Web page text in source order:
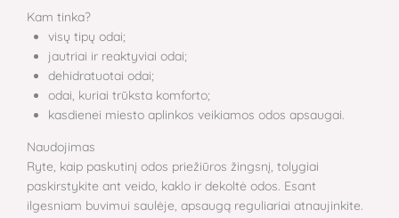
Kam tinka?
visų tipų odai;
jautriai ir reaktyviai odai;
dehidratuotai odai;
odai, kuriai trūksta komforto;
kasdienei miesto aplinkos veikiamos odos apsaugai.
Naudojimas
Ryte, kaip paskutinį odos priežiūros žingsnį, tolygiai
paskirstykite ant veido, kaklo ir dekoltė odos. Esant
ilgesniam buvimui saulėje, apsaugą reguliariai atnaujinkite.